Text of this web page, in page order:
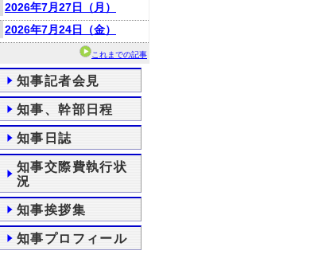
2026年7月27日（月）
2026年7月24日（金）
これまでの記事
知事記者会見
知事、幹部日程
知事日誌
知事交際費執行状
況
知事挨拶集
知事プロフィール